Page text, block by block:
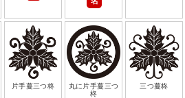
片手蔓三つ柊
丸に片手蔓三つ
柊
三つ蔓柊